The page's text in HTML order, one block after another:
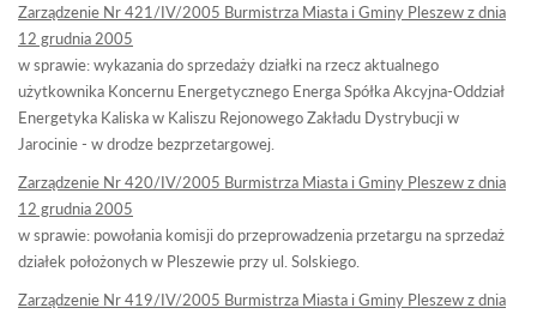
Zarządzenie Nr 421/IV/2005 Burmistrza Miasta i Gminy Pleszew z dnia
12 grudnia 2005
w sprawie: wykazania do sprzedaży działki na rzecz aktualnego
użytkownika Koncernu Energetycznego Energa Spółka Akcyjna-Oddział
Energetyka Kaliska w Kaliszu Rejonowego Zakładu Dystrybucji w
Jarocinie - w drodze bezprzetargowej.
Zarządzenie Nr 420/IV/2005 Burmistrza Miasta i Gminy Pleszew z dnia
12 grudnia 2005
w sprawie: powołania komisji do przeprowadzenia przetargu na sprzedaż
działek położonych w Pleszewie przy ul. Solskiego.
Zarządzenie Nr 419/IV/2005 Burmistrza Miasta i Gminy Pleszew z dnia